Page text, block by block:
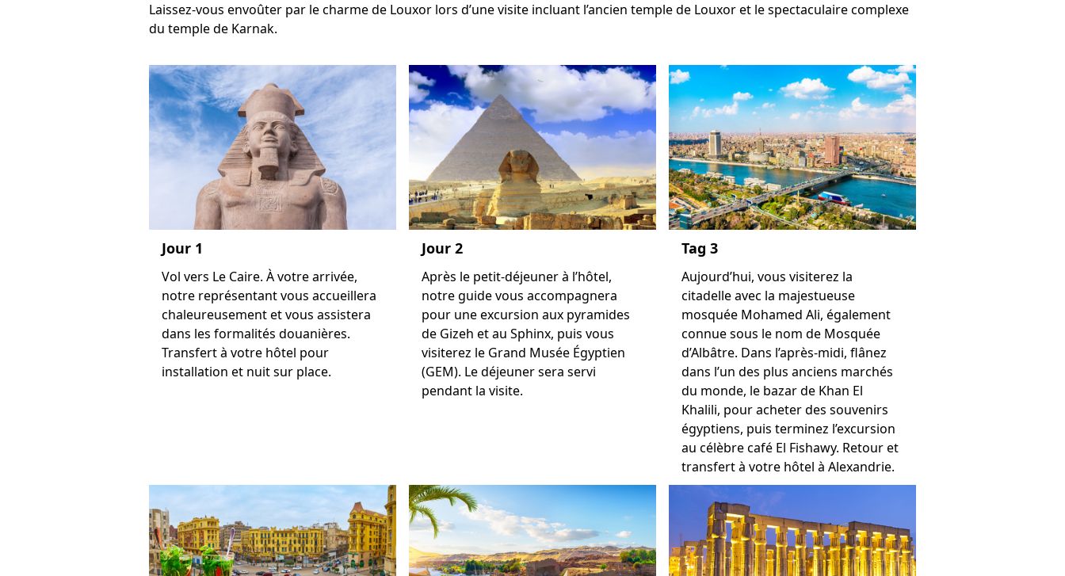
Laissez-vous envoûter par le charme de Louxor lors d’une visite incluant l’ancien temple de Louxor et le spectaculaire complexe
du temple de Karnak.
Jour 1
Vol vers Le Caire. À votre arrivée,
notre représentant vous accueillera
chaleureusement et vous assistera
dans les formalités douanières.
Transfert à votre hôtel pour
installation et nuit sur place.
Jour 2
Après le petit-déjeuner à l’hôtel,
notre guide vous accompagnera
pour une excursion aux pyramides
de Gizeh et au Sphinx, puis vous
visiterez le Grand Musée Égyptien
(GEM). Le déjeuner sera servi
pendant la visite.
Tag 3
Aujourd’hui, vous visiterez la
citadelle avec la majestueuse
mosquée Mohamed Ali, également
connue sous le nom de Mosquée
d’Albâtre. Dans l’après-midi, flânez
dans l’un des plus anciens marchés
du monde, le bazar de Khan El
Khalili, pour acheter des souvenirs
égyptiens, puis terminez l’excursion
au célèbre café El Fishawy. Retour et
transfert à votre hôtel à Alexandrie.